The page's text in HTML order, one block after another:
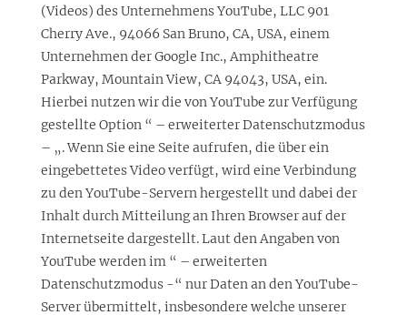
(Videos) des Unternehmens YouTube, LLC 901
Cherry Ave., 94066 San Bruno, CA, USA, einem
Unternehmen der Google Inc., Amphitheatre
Parkway, Mountain View, CA 94043, USA, ein.
Hierbei nutzen wir die von YouTube zur Verfügung
gestellte Option “ – erweiterter Datenschutzmodus
– „. Wenn Sie eine Seite aufrufen, die über ein
eingebettetes Video verfügt, wird eine Verbindung
zu den YouTube-Servern hergestellt und dabei der
Inhalt durch Mitteilung an Ihren Browser auf der
Internetseite dargestellt. Laut den Angaben von
YouTube werden im “ – erweiterten
Datenschutzmodus -“ nur Daten an den YouTube-
Server übermittelt, insbesondere welche unserer